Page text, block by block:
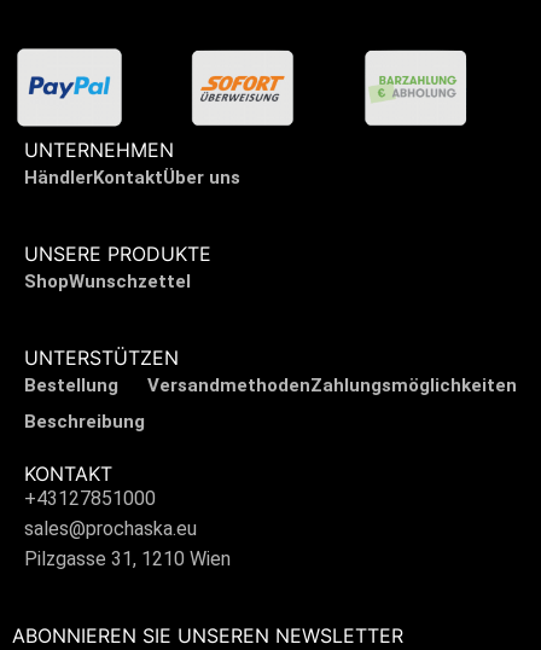
UNTERNEHMEN
HändlerKontaktÜber uns
UNSERE PRODUKTE
ShopWunschzettel
UNTERSTÜTZEN
Bestellung
Beschreibung
VersandmethodenZahlungsmöglichkeiten
KONTAKT
+43127851000
sales@prochaska.eu
Pilzgasse 31, 1210 Wien
ABONNIEREN SIE UNSEREN NEWSLETTER